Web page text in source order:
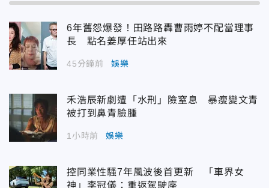
6年舊怨爆發！田路路轟曹雨婷不配當理事
長 點名姜厚任站出來
45分鐘前 娛樂
禾浩辰新劇遭「水刑」險窒息 暴瘦變文青
被打到鼻青臉腫
1小時前 娛樂
控同業性騷7年風波後首更新 「車界女
神」李冠儀：重返駕駛座